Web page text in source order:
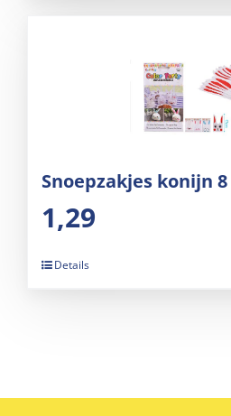
Snoepzakjes konijn
1,29
Details